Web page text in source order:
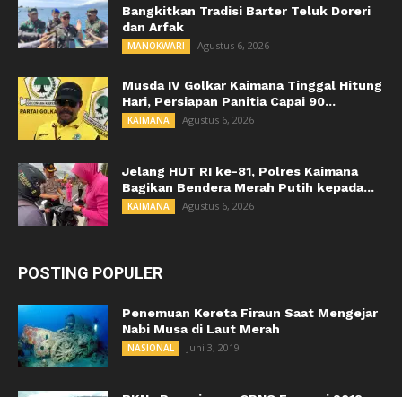
Bangkitkan Tradisi Barter Teluk Doreri
dan Arfak
MANOKWARI Agustus 6, 2026
Musda IV Golkar Kaimana Tinggal Hitung
Hari, Persiapan Panitia Capai 90...
KAIMANA Agustus 6, 2026
Jelang HUT RI ke-81, Polres Kaimana
Bagikan Bendera Merah Putih kepada...
KAIMANA Agustus 6, 2026
POSTING POPULER
Penemuan Kereta Firaun Saat Mengejar
Nabi Musa di Laut Merah
NASIONAL Juni 3, 2019